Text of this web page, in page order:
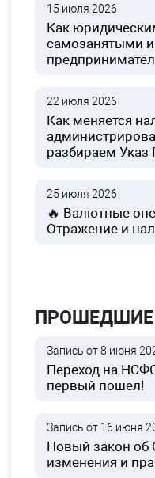
15 июля 2026
Как
самозанятыми
22 июля 2026
Как меняется
разбираем
25 июля 2026
🔥 Валютные
Отражение и
Запись от 8 июня
Переход на
первый пошел!
Запись от 16 июня
Новый закон
изменения и